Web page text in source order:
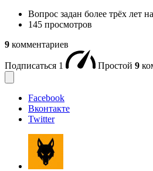
Вопрос задан более трёх лет
145 просмотров
9 комментариев
Подписаться 1 Простой 9
Facebook
Вконтакте
Twitter